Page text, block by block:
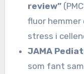
review”
fluor
stress i
JAMA
som fant